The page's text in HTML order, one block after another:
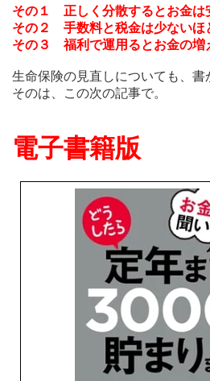
その１ 正しく分散するとお金は
その２ 手数料と税金は少ないほ
その３ 福利で運用るとお金の増
生命保険の見直しについても、書
そのは、この次の記事で。
電子書籍版